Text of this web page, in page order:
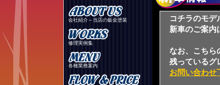
会社紹介～当店の鈑金塗装
修理実例集
各種業務案内
コチラのモデ
新車のご案内
なお、こちら
残っているグ
お問い合わせ